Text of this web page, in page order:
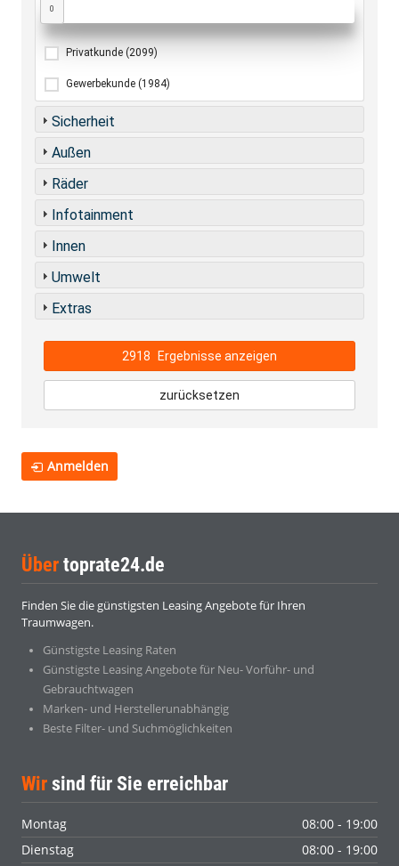
0
Privatkunde (2099)
Gewerbekunde (1984)
Sicherheit
Außen
Räder
Infotainment
Innen
Umwelt
Extras
2918 Ergebnisse anzeigen
zurücksetzen
Anmelden
Über toprate24.de
Finden Sie die günstigsten Leasing Angebote für Ihren
Traumwagen.
Günstigste Leasing Raten
Günstigste Leasing Angebote für Neu- Vorführ- und
Gebrauchtwagen
Marken- und Herstellerunabhängig
Beste Filter- und Suchmöglichkeiten
Wir sind für Sie erreichbar
Montag
08:00 - 19:00
Dienstag
08:00 - 19:00